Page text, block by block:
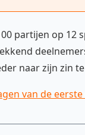
partijen op 12
naar zijn zin
van de eerste